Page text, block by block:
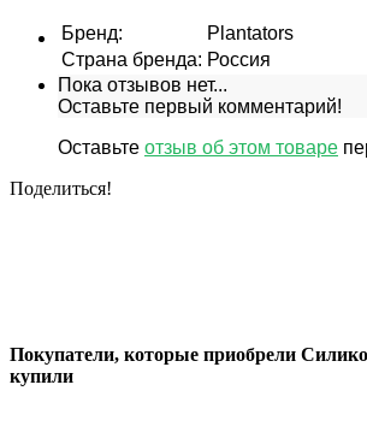
Бренд:
Plantators
Страна бренда: Россия
Пока отзывов нет...
Оставьте первый комментарий!
Оставьте отзыв об этом товаре
Поделиться!
Покупатели, которые приобрели
купили